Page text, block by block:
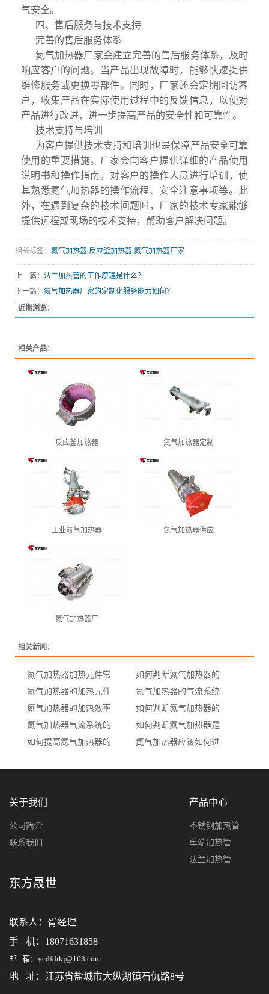
气安全。
四、售后服务与技术支持
完善的售后服务体系
氮气加热器厂家会建立完善的售后服务体系，及时
响应客户的问题。当产品出现故障时，能够快速提供
维修服务或更换零部件。同时，厂家还会定期回访客
户，收集产品在实际使用过程中的反馈信息，以便对
产品进行改进，进一步提高产品的安全性和可靠性。
技术支持与培训
为客户提供技术支持和培训也是保障产品安全可靠
使用的重要措施。厂家会向客户提供详细的产品使用
说明书和操作指南，对客户的操作人员进行培训，使
其熟悉氮气加热器的操作流程、安全注意事项等。此
外，在遇到复杂的技术问题时，厂家的技术专家能够
提供远程或现场的技术支持，帮助客户解决问题。
相关标签： 氮气加热器 反应釜加热器 氮气加热器厂家
上一篇： 法兰加热管的工作原理是什么？
下一篇： 氮气加热器厂家的定制化服务能力如何？
近期浏览：
相关产品：
反应釜加热器 氮气加热器定制
工业氮气加热器 氮气加热器供应
氮气加热器厂
相关新闻：
氮气加热器加热元件常
如何判断氮气加热器的
氮气加热器的加热元件
氮气加热器的气流系统
氮气加热器的加热效率
如何判断氮气加热器的
氮气加热器气流系统的
如何判断氮气加热器是
如何提高氮气加热器的
氮气加热器应该如何进
关于我们
公司简介
联系我们
产品中心
不锈钢加热管
单端加热管
法兰加热管
东方晟世
联系人： 胥经理
手 机：18071631858
邮 箱：ycdfdrkj@163.com
地 址：江苏省盐城市大纵湖镇石仇路8号